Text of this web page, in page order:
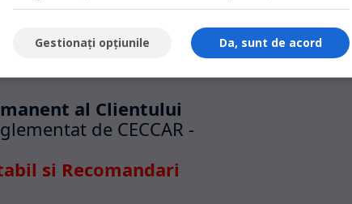
de 18 ani la data efectuarii subscrierii. Fondurile
ca urmare a emisiunii de titluri de stat, vor fi
refinantarea datoriei publice.
al Clientului
de CECCAR -
si Recomandari
Da, sunt de acord
Gestionați opțiunile